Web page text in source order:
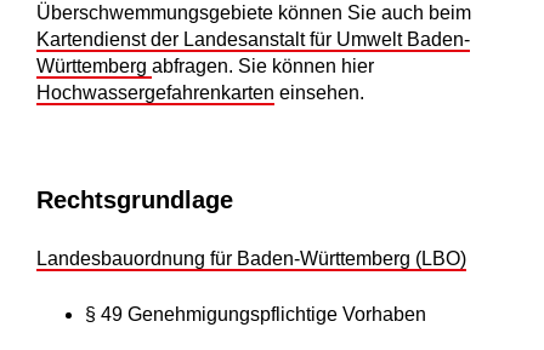
Überschwemmungsgebiete können Sie auch beim
Kartendienst der Landesanstalt für Umwelt Baden-
Württemberg abfragen. Sie können hier
Hochwassergefahrenkarten einsehen.
Rechtsgrundlage
Landesbauordnung für Baden-Württemberg (LBO)
§ 49 Genehmigungspflichtige Vorhaben